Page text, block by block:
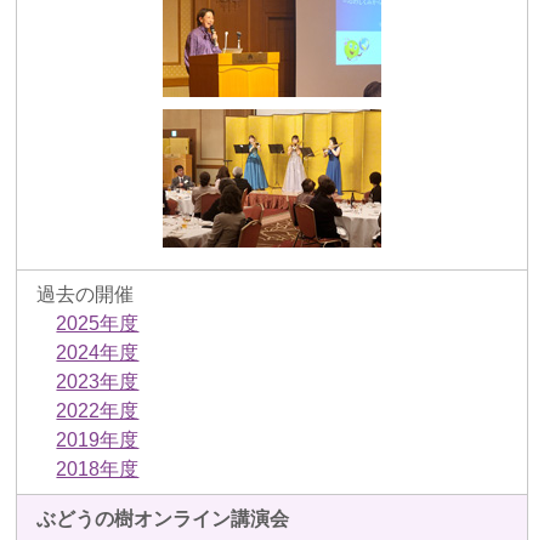
過去の開催
2025年度
2024年度
2023年度
2022年度
2019年度
2018年度
ぶどうの樹オンライン講演会